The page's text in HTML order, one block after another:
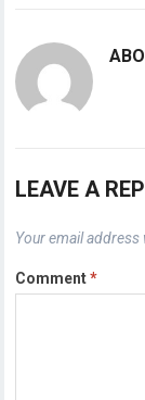
LEAVE A
Your email address
Comment*